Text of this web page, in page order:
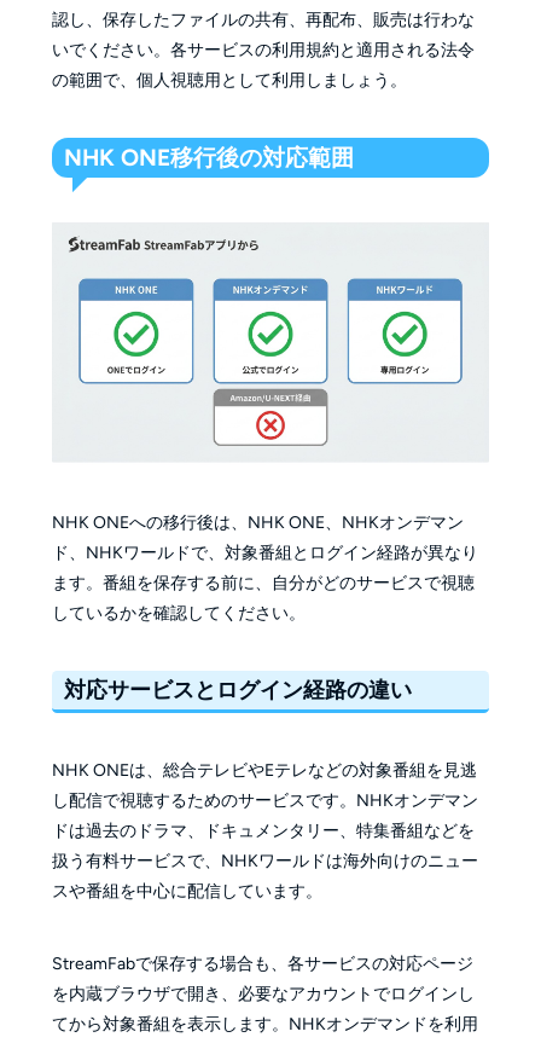
認し、保存したファイルの共有、再配布、販売は行わな
いでください。各サービスの利用規約と適用される法令
の範囲で、個人視聴用として利用しましょう。
NHK ONE移行後の対応範囲
NHK ONEへの移行後は、NHK ONE、NHKオンデマン
ド、NHKワールドで、対象番組とログイン経路が異なり
ます。番組を保存する前に、自分がどのサービスで視聴
しているかを確認してください。
対応サービスとログイン経路の違い
NHK ONEは、総合テレビやEテレなどの対象番組を見逃
し配信で視聴するためのサービスです。NHKオンデマン
ドは過去のドラマ、ドキュメンタリー、特集番組などを
扱う有料サービスで、NHKワールドは海外向けのニュー
スや番組を中心に配信しています。
StreamFabで保存する場合も、各サービスの対応ページ
を内蔵ブラウザで開き、必要なアカウントでログインし
てから対象番組を表示します。NHKオンデマンドを利用